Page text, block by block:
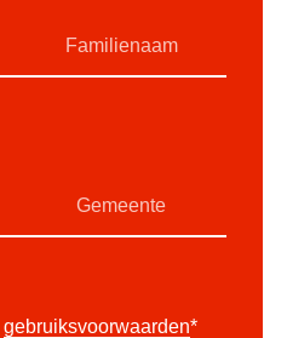
gebruiksvoorwaarden*